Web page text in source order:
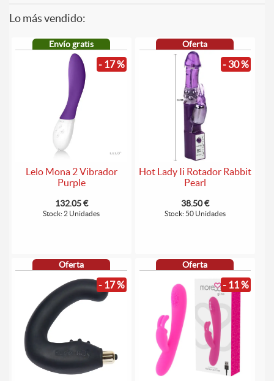
Lo más vendido:
Envío gratis
- 17 %
Lelo Mona 2 Vibrador
Purple
132.05 €
Stock: 2 Unidades
Oferta
- 30 %
Hot Lady Ii Rotador Rabbit
Pearl
38.50 €
Stock: 50 Unidades
Oferta
- 17 %
Oferta
- 11 %